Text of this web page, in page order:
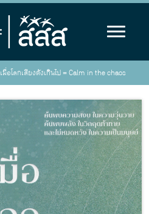
เมื่อโลกเสียงดังเกินไป = Calm in the chaos